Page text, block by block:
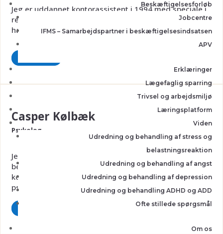
Beskæftigelsesforløb
Jobcentre
IFMS – Samarbejdspartner i beskæftigelsesindsatsen
APV
Erklæringer
Lægefaglig sparring
Trivsel og arbejdsmiljø
Læringsplatform
Viden
Udredning og behandling af stress og
belastningsreaktion
Udredning og behandling af angst
Udredning og behandling af depression
Udredning og behandling ADHD og ADD
Ofte stillede spørgsmål
Om os
Jeg er uddannet kontorassistent i 1994 med speciale i
regnskab. Jeg blev uddannet lægesekretær i 2012. Jeg
har siden da...
Casper Kølbæk
Psykolog
Jeg har siden jeg dimitterede i 2010, arbejdet indenfor
beskæftigelsesområdet, både som selvstændig, i
konsulentvirksomhed, samt som kommunalt ansat
psykolog....